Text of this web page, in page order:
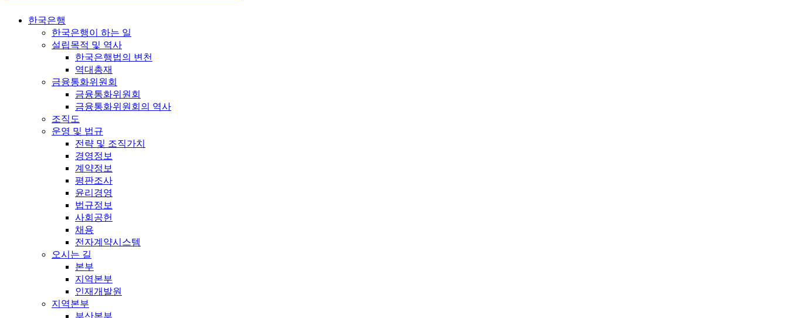
한국은행
한국은행이 하는 일
설립목적 및 역사
한국은행법의 변천
역대총재
금융통화위원회
금융통화위원회
금융통화위원회의 역사
조직도
운영 및 법규
전략 및 조직가치
경영정보
계약정보
평판조사
윤리경영
법규정보
사회공헌
채용
전자계약시스템
오시는 길
본부
지역본부
인재개발원
지역본부
부산본부